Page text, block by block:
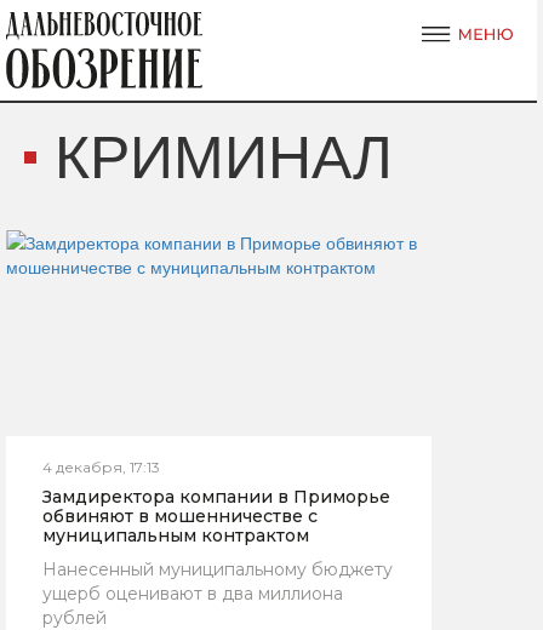
КРИМИНАЛ
4 декабря, 17:13
Замдиректора компании в Приморье
обвиняют в мошенничестве с
муниципальным контрактом
Нанесенный муниципальному бюджету
ущерб оценивают в два миллиона
рублей